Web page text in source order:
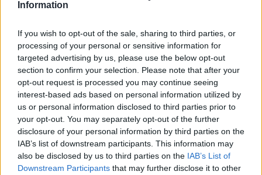
Information
If you wish to opt-out of the sale, sharing to third parties, or
processing of your personal or sensitive information for
targeted advertising by us, please use the below opt-out
section to confirm your selection. Please note that after your
opt-out request is processed you may continue seeing
interest-based ads based on personal information utilized by
us or personal information disclosed to third parties prior to
your opt-out. You may separately opt-out of the further
disclosure of your personal information by third parties on the
IAB’s list of downstream participants. This information may
also be disclosed by us to third parties on the IAB’s List of
Downstream Participants that may further disclose it to other
Heřmanice ohrožuje životní prostředí Ostravy a postupuje
dopisu.
Šance pro budovy: Dostupné bydlení nevyřeší jen nová
výstavba. Česko musí lépe využít renovace stávajících
budov
5.8.2026
Diskuse: 39
Více než 380 tisíc domácností v
Česku potřebuje cenově
dostupné nájemní bydlení.
Podle výstupů zprávy EIB pro
Ministerstvo pro místní rozvoj